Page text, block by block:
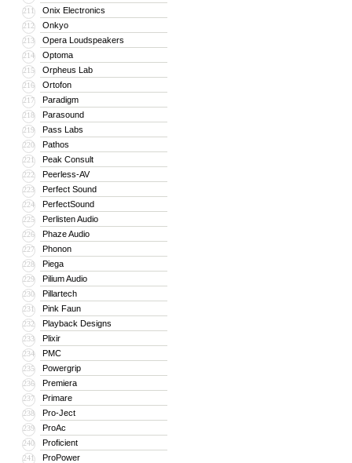
211 Onix Electronics
212 Onkyo
213 Opera Loudspeakers
214 Optoma
215 Orpheus Lab
216 Ortofon
217 Paradigm
218 Parasound
219 Pass Labs
220 Pathos
221 Peak Consult
222 Peerless-AV
223 Perfect Sound
224 PerfectSound
225 Perlisten Audio
226 Phaze Audio
227 Phonon
228 Piega
229 Pilium Audio
230 Pillartech
231 Pink Faun
232 Playback Designs
233 Plixir
234 PMC
235 Powergrip
236 Premiera
237 Primare
238 Pro-Ject
239 ProAc
240 Proficient
241 ProPower